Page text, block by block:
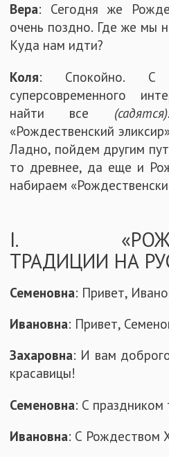
Вера: Сегодня же
очень поздно. Где же мы
Куда нам идти?
Коля: Спокойно. С
суперсовременного
найти все (садятся).
«Рождественский
Ладно, пойдем другим
то древнее, да еще и
набираем
I.
ТРАДИЦИИ НА
Семеновна: Привет,
Ивановна: Привет,
Захаровна: И вам
красавицы!
Семеновна: С праздником
Ивановна: С Рождеством